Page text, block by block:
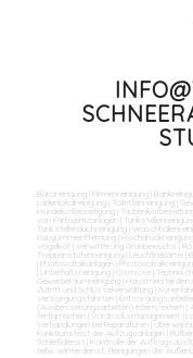
Büroreinigung| Firmenreinigung|
Ladenlokalreinigung| Toilettenreinigung|
Hundekotbeseitigung|
von Farbspritzanlagen
Tankstellendachreinigung|
Kaugummientfernung| Hochdruckreinigung
Vogelkot
Verwitterung Grünbewuchs |
Treppenstufenreinigung| Leuchtreklame|
Photovoltaikanlagen
Unterhaltsreinigung| Osmose|
Gewerberaumreinigung|
Zutritt und Schlüsselverwaltung|
Versorgungsfahrten
(Ausbesserungsarbeiten) intern/extern
fertigmachen
Vordrucksmanagement
Verhandlungen bei Reparaturen |
Funktionstest der Aufzugsanlagen
Schließdienst Kontrolle der
teilw. Winterdienst, Reinigungen der